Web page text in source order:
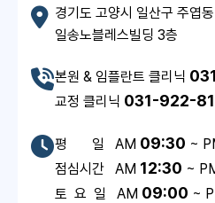
경기도 고양시 일산구 주엽
일송노블레스빌딩 3층
본원 & 임플란트 클리닉
교정 클리닉 031-922-
평 일 AM 09:30 ~
점심시간 AM 12:30 ~
토 요 일 AM 09:00 ~